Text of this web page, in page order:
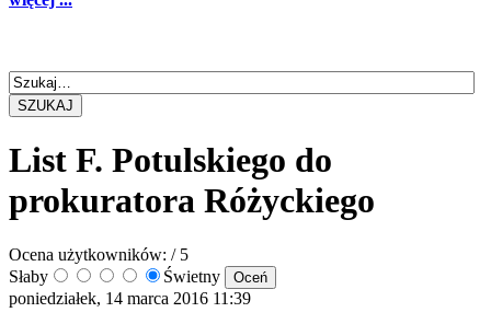
SZUKAJ
List F. Potulskiego do
prokuratora Różyckiego
Ocena użytkowników: / 5
Słaby
Świetny
poniedziałek, 14 marca 2016 11:39